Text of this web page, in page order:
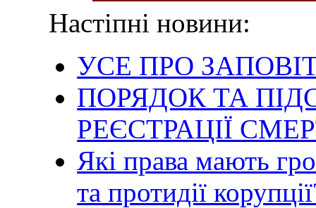
Настіпні новини:
УСЕ ПРО
ПОРЯДОК ТА
РЕЄСТРАЦІЇ
Які права мають
та протидії